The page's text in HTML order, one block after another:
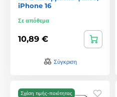
iPhone 16
Σε απόθεμα
10,89 €
Σύγκριση
Σχέση τιμής-ποιότητας